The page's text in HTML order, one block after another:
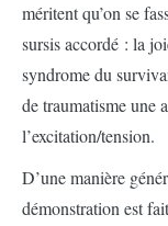
méritent qu’on se
sursis accordé : la
syndrome du
de traumatisme une
l’excitation/tension.
D’une manière
démonstration est